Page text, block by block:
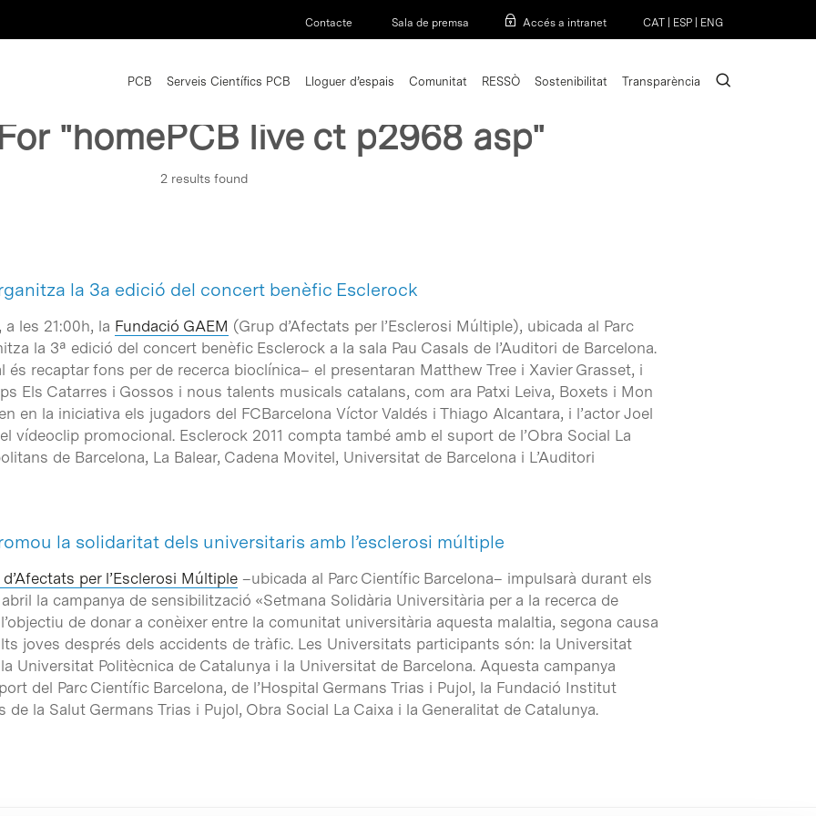
Contacte Sala de premsa Accés a intranet CAT ESP ENG
PCB Serveis Científics PCB Lloguer d’espais Comunitat RESSÒ Sostenibilitat Transparència search
"homePCB live ct p2968 asp"
2 results found
la 3a edició del concert benèfic Esclerock
a les 21:00h, la Fundació GAEM (Grup d’Afectats per l’Esclerosi Múltiple), ubicada al Parc
la 3ª edició del concert benèfic Esclerock a la sala Pau Casals de l’Auditori de Barcelona.
és recaptar fons per de recerca bioclínica– el presentaran Matthew Tree i Xavier Grasset, i
Els Catarres i Gossos i nous talents musicals catalans, com ara Patxi Leiva, Boxets i Mon
en la iniciativa els jugadors del FCBarcelona Víctor Valdés i Thiago Alcantara, i l’actor Joel
vídeoclip promocional. Esclerock 2011 compta també amb el suport de l’Obra Social La
de Barcelona, La Balear, Cadena Movitel, Universitat de Barcelona i L’Auditori
la solidaritat dels universitaris amb l’esclerosi múltiple
per l’Esclerosi Múltiple –ubicada al Parc Científic Barcelona– impulsarà durant els
la campanya de sensibilització «Setmana Solidària Universitària per a la recerca de
de donar a conèixer entre la comunitat universitària aquesta malaltia, segona causa
joves després dels accidents de tràfic. Les Universitats participants són: la Universitat
Universitat Politècnica de Catalunya i la Universitat de Barcelona. Aquesta campanya
del Parc Científic Barcelona, de l’Hospital Germans Trias i Pujol, la Fundació Institut
de la Salut Germans Trias i Pujol, Obra Social La Caixa i la Generalitat de Catalunya.